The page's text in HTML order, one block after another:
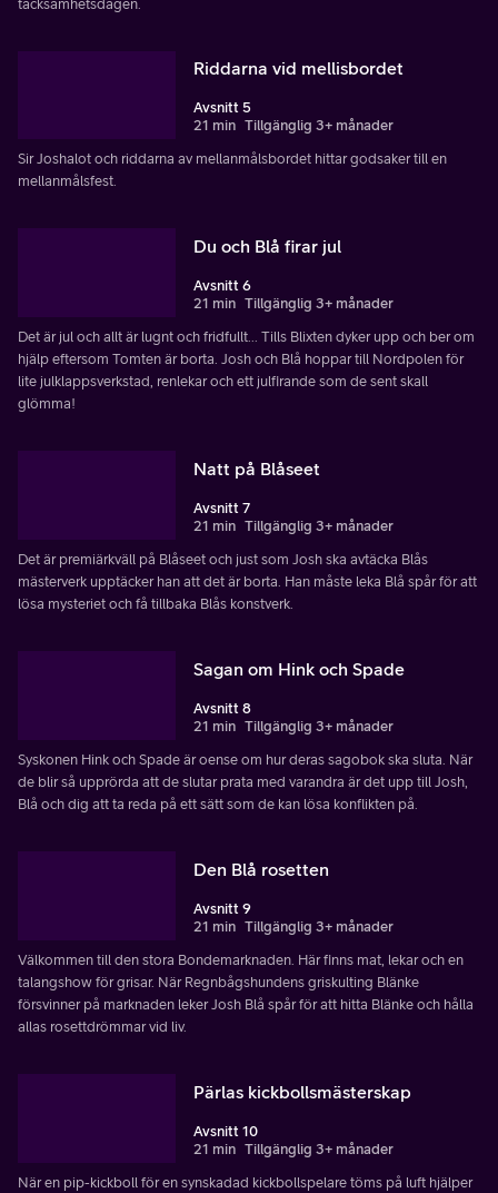
tacksamhetsdagen.
Riddarna vid mellisbordet
Avsnitt 5
21 min Tillgänglig 3+ månader
Sir Joshalot och riddarna av mellanmålsbordet hittar godsaker till en
mellanmålsfest.
Du och Blå firar jul
Avsnitt 6
21 min Tillgänglig 3+ månader
Det är jul och allt är lugnt och fridfullt... Tills Blixten dyker upp och ber om
hjälp eftersom Tomten är borta. Josh och Blå hoppar till Nordpolen för
lite julklappsverkstad, renlekar och ett julfirande som de sent skall
glömma!
Natt på Blåseet
Avsnitt 7
21 min Tillgänglig 3+ månader
Det är premiärkväll på Blåseet och just som Josh ska avtäcka Blås
mästerverk upptäcker han att det är borta. Han måste leka Blå spår för att
lösa mysteriet och få tillbaka Blås konstverk.
Sagan om Hink och Spade
Avsnitt 8
21 min Tillgänglig 3+ månader
Syskonen Hink och Spade är oense om hur deras sagobok ska sluta. När
de blir så upprörda att de slutar prata med varandra är det upp till Josh,
Blå och dig att ta reda på ett sätt som de kan lösa konflikten på.
Den Blå rosetten
Avsnitt 9
21 min Tillgänglig 3+ månader
Välkommen till den stora Bondemarknaden. Här finns mat, lekar och en
talangshow för grisar. När Regnbågshundens griskulting Blänke
försvinner på marknaden leker Josh Blå spår för att hitta Blänke och hålla
allas rosettdrömmar vid liv.
Pärlas kickbollsmästerskap
Avsnitt 10
21 min Tillgänglig 3+ månader
När en pip-kickboll för en synskadad kickbollspelare töms på luft hjälper